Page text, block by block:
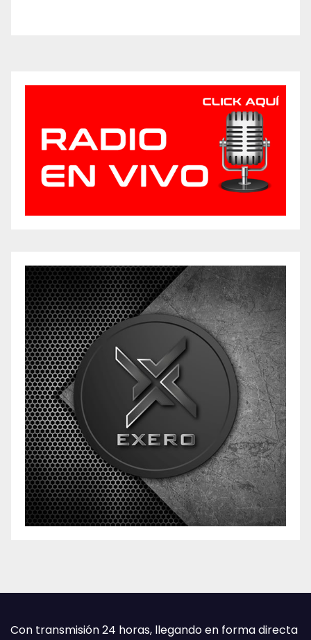
Con transmisión 24 horas, llegando en forma directa